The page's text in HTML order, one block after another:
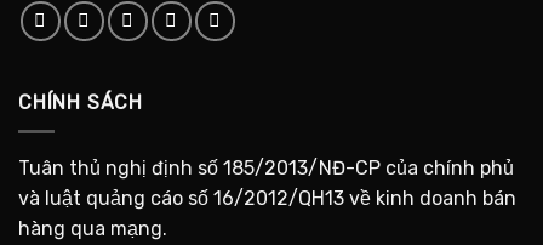
CHÍNH SÁCH
Tuân thủ nghị định số 185/2013/NĐ-CP của chính phủ
và luật quảng cáo số 16/2012/QH13 về kinh doanh bán
hàng qua mạng.